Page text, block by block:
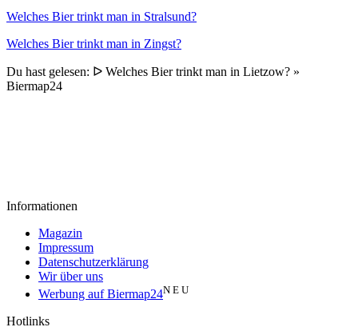
Welches Bier trinkt man in Stralsund?
Welches Bier trinkt man in Zingst?
Du hast gelesen: ᐅ Welches Bier trinkt man in Lietzow? »
Biermap24
Informationen
Magazin
Impressum
Datenschutzerklärung
Wir über uns
Werbung auf Biermap24N E U
Hotlinks